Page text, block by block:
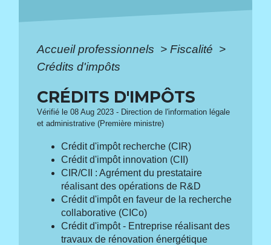
Accueil professionnels > Fiscalité >
Crédits d'impôts
CRÉDITS D'IMPÔTS
Vérifié le 08 Aug 2023 - Direction de l'information légale
et administrative (Première ministre)
Crédit d'impôt recherche (CIR)
Crédit d'impôt innovation (CII)
CIR/CII : Agrément du prestataire
réalisant des opérations de R&D
Crédit d'impôt en faveur de la recherche
collaborative (CICo)
Crédit d'impôt - Entreprise réalisant des
travaux de rénovation énergétique